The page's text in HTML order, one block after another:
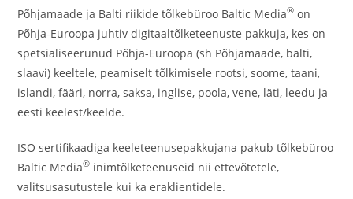
Põhjamaade ja Balti riikide tõlkebüroo Baltic Media® on
Põhja-Euroopa juhtiv digitaaltõlketeenuste pakkuja, kes on
spetsialiseerunud Põhja-Euroopa (sh Põhjamaade, balti,
slaavi) keeltele, peamiselt tõlkimisele rootsi, soome, taani,
islandi, fääri, norra, saksa, inglise, poola, vene, läti, leedu ja
eesti keelest/keelde.
ISO sertifikaadiga keeleteenusepakkujana pakub tõlkebüroo
Baltic Media® inimtõlketeenuseid nii ettevõtetele,
valitsusasutustele kui ka eraklientidele.